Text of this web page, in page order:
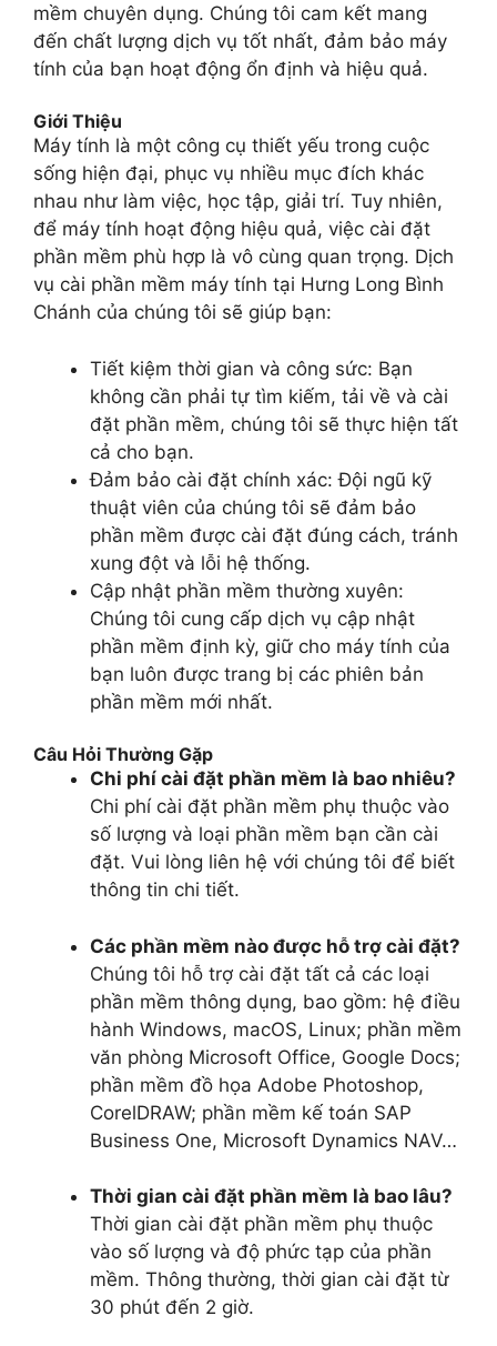
mềm chuyên dụng. Chúng tôi cam kết mang
đến chất lượng dịch vụ tốt nhất, đảm bảo máy
tính của bạn hoạt động ổn định và hiệu quả.
Giới Thiệu
Máy tính là một công cụ thiết yếu trong cuộc
sống hiện đại, phục vụ nhiều mục đích khác
nhau như làm việc, học tập, giải trí. Tuy nhiên,
để máy tính hoạt động hiệu quả, việc cài đặt
phần mềm phù hợp là vô cùng quan trọng. Dịch
vụ cài phần mềm máy tính tại Hưng Long Bình
Chánh của chúng tôi sẽ giúp bạn:
Tiết kiệm thời gian và công sức: Bạn
không cần phải tự tìm kiếm, tải về và cài
đặt phần mềm, chúng tôi sẽ thực hiện tất
cả cho bạn.
Đảm bảo cài đặt chính xác: Đội ngũ kỹ
thuật viên của chúng tôi sẽ đảm bảo
phần mềm được cài đặt đúng cách, tránh
xung đột và lỗi hệ thống.
Cập nhật phần mềm thường xuyên:
Chúng tôi cung cấp dịch vụ cập nhật
phần mềm định kỳ, giữ cho máy tính của
bạn luôn được trang bị các phiên bản
phần mềm mới nhất.
Câu Hỏi Thường Gặp
Chi phí cài đặt phần mềm là bao nhiêu?
Chi phí cài đặt phần mềm phụ thuộc vào
số lượng và loại phần mềm bạn cần cài
đặt. Vui lòng liên hệ với chúng tôi để biết
thông tin chi tiết.
Các phần mềm nào được hỗ trợ cài đặt?
Chúng tôi hỗ trợ cài đặt tất cả các loại
phần mềm thông dụng, bao gồm: hệ điều
hành Windows, macOS, Linux; phần mềm
văn phòng Microsoft Office, Google Docs;
phần mềm đồ họa Adobe Photoshop,
CorelDRAW; phần mềm kế toán SAP
Business One, Microsoft Dynamics NAV…
Thời gian cài đặt phần mềm là bao lâu?
Thời gian cài đặt phần mềm phụ thuộc
vào số lượng và độ phức tạp của phần
mềm. Thông thường, thời gian cài đặt từ
30 phút đến 2 giờ.